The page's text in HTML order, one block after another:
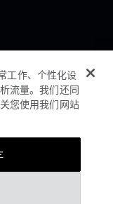
工作、个性化设
流量。我们还同
您使用我们网站